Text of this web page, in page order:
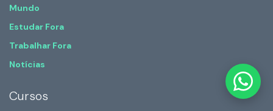
Mundo
Estudar Fora
Trabalhar Fora
Notícias
Cursos